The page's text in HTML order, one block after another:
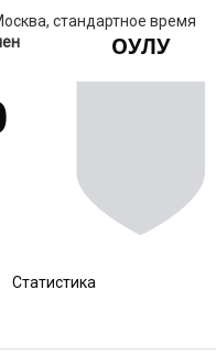
стандартное время
ОУЛУ
Статистика